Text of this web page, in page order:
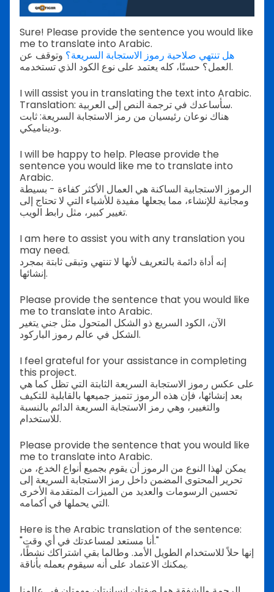
Sure! Please provide the sentence you would like
me to translate into Arabic.
هل تنتهي صلاحية رموز الاستجابة السريعة؟ وتوقف عن
العمل؟ حسنًا، كله يعتمد على نوع الكود الذي تستخدمه.
I will assist you in translating the text into Arabic.
Translation: سأساعدك في ترجمة النص إلى العربية.
هناك نوعان رئيسيان من رمز الاستجابة السريعة: ثابت
وديناميكي.
I will be happy to help. Please provide the
sentence you would like me to translate into
Arabic.
الرموز الاستجابية الساكنة هي العمال الأكثر كفاءة - بسيطة
ومجانية للإنشاء، مما يجعلها مفيدة للأشياء التي لا تحتاج إلى
تغيير كبير، مثل رابط الويب.
I am here to assist you with any translation you
may need.
إنه أداة دائمة بالتعريف لأنها لا تنتهي وتبقى ثابتة بمجرد
إنشائها.
Please provide the sentence that you would like
me to translate into Arabic.
الآن، الكود السريع ذو الشكل المتحول مثل جني يتغير
الشكل في عالم رموز الباركود.
I feel grateful for your assistance in completing
this project.
على عكس رموز الاستجابة السريعة الثابتة التي تظل كما هي
بعد إنشائها، فإن هذه الرموز تتميز جميعها بالقابلية للتكيف
والتغيير، وهي رمز الاستجابة السريعة الدائم بالنسبة
للاستخدام.
Please provide the sentence that you would like
me to translate into Arabic.
يمكن لهذا النوع من الرموز أن يقوم بجميع أنواع الخدع، من
تحرير المحتوى المضمن داخل رمز الاستجابة السريعة إلى
تحسين الرسومات والعديد من الميزات المتقدمة الأخرى
التي يحملها في أكمامه.
Here is the Arabic translation of the sentence:
"أنا مستعد لمساعدتك في أي وقت."
إنها حلاً للاستخدام الطويل الأمد. وطالما بقي اشتراكك نشطًا،
يمكنك الاعتماد على أنه سيقوم بعمله بأناقة.